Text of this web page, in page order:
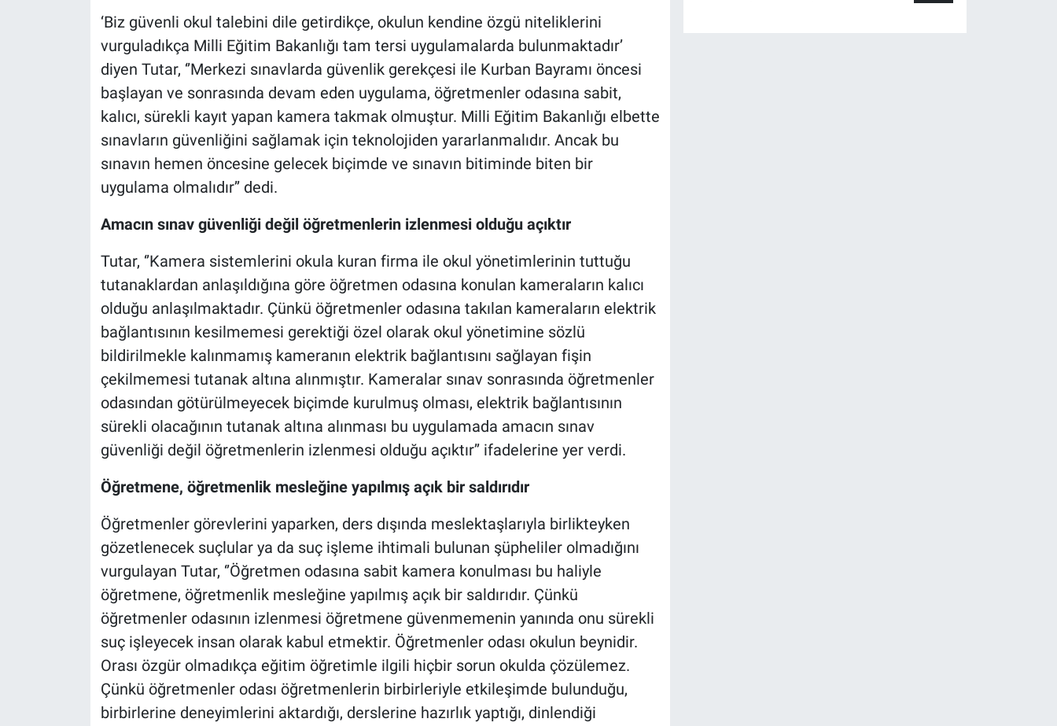
‘Biz güvenli okul talebini dile getirdikçe, okulun kendine özgü niteliklerini
vurguladıkça Milli Eğitim Bakanlığı tam tersi uygulamalarda bulunmaktadır’
diyen Tutar, ‘’Merkezi sınavlarda güvenlik gerekçesi ile Kurban Bayramı öncesi
başlayan ve sonrasında devam eden uygulama, öğretmenler odasına sabit,
kalıcı, sürekli kayıt yapan kamera takmak olmuştur. Milli Eğitim Bakanlığı elbette
sınavların güvenliğini sağlamak için teknolojiden yararlanmalıdır. Ancak bu
sınavın hemen öncesine gelecek biçimde ve sınavın bitiminde biten bir
uygulama olmalıdır’’ dedi.
Amacın sınav güvenliği değil öğretmenlerin izlenmesi olduğu açıktır
Tutar, ‘’Kamera sistemlerini okula kuran firma ile okul yönetimlerinin tuttuğu
tutanaklardan anlaşıldığına göre öğretmen odasına konulan kameraların kalıcı
olduğu anlaşılmaktadır. Çünkü öğretmenler odasına takılan kameraların elektrik
bağlantısının kesilmemesi gerektiği özel olarak okul yönetimine sözlü
bildirilmekle kalınmamış kameranın elektrik bağlantısını sağlayan fişin
çekilmemesi tutanak altına alınmıştır. Kameralar sınav sonrasında öğretmenler
odasından götürülmeyecek biçimde kurulmuş olması, elektrik bağlantısının
sürekli olacağının tutanak altına alınması bu uygulamada amacın sınav
güvenliği değil öğretmenlerin izlenmesi olduğu açıktır’’ ifadelerine yer verdi.
Öğretmene, öğretmenlik mesleğine yapılmış açık bir saldırıdır
Öğretmenler görevlerini yaparken, ders dışında meslektaşlarıyla birlikteyken
gözetlenecek suçlular ya da suç işleme ihtimali bulunan şüpheliler olmadığını
vurgulayan Tutar, ‘’Öğretmen odasına sabit kamera konulması bu haliyle
öğretmene, öğretmenlik mesleğine yapılmış açık bir saldırıdır. Çünkü
öğretmenler odasının izlenmesi öğretmene güvenmemenin yanında onu sürekli
suç işleyecek insan olarak kabul etmektir. Öğretmenler odası okulun beynidir.
Orası özgür olmadıkça eğitim öğretimle ilgili hiçbir sorun okulda çözülemez.
Çünkü öğretmenler odası öğretmenlerin birbirleriyle etkileşimde bulunduğu,
birbirlerine deneyimlerini aktardığı, derslerine hazırlık yaptığı, dinlendiği